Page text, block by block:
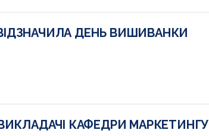
ДЕНЬ ВИШИВАНКИ
ВИКЛАДАЧІ КАФЕДРИ МАРКЕТИНГУ